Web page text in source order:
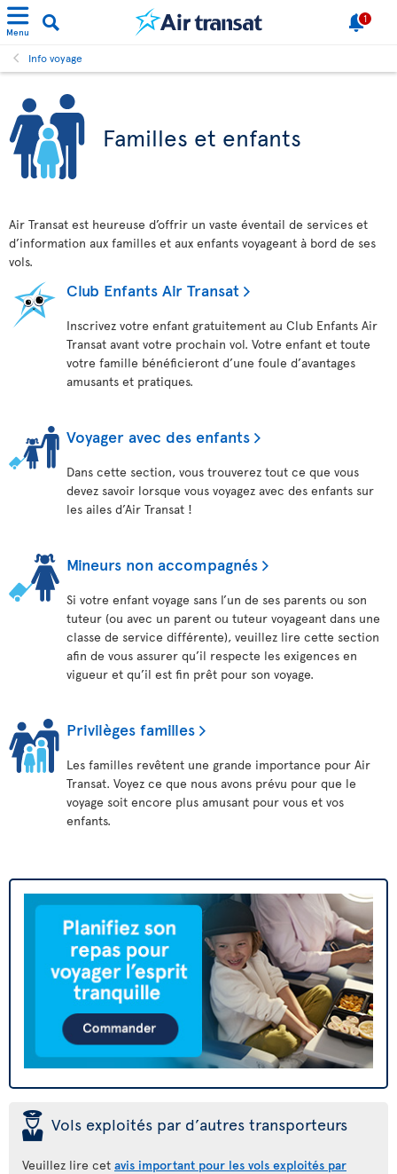
Menu
1
Info voyage
Familles et enfants
Air Transat est heureuse d’offrir un vaste éventail de services et
d’information aux familles et aux enfants voyageant à bord de ses
vols.
Club Enfants Air Transat
Inscrivez votre enfant gratuitement au Club Enfants Air
Transat avant votre prochain vol. Votre enfant et toute
votre famille bénéficieront d’une foule d’avantages
amusants et pratiques.
Voyager avec des enfants
Dans cette section, vous trouverez tout ce que vous
devez savoir lorsque vous voyagez avec des enfants sur
les ailes d’Air Transat !
Mineurs non accompagnés
Si votre enfant voyage sans l’un de ses parents ou son
tuteur (ou avec un parent ou tuteur voyageant dans une
classe de service différente), veuillez lire cette section
afin de vous assurer qu’il respecte les exigences en
vigueur et qu’il est fin prêt pour son voyage.
Privilèges familles
Les familles revêtent une grande importance pour Air
Transat. Voyez ce que nous avons prévu pour que le
voyage soit encore plus amusant pour vous et vos
enfants.
þ Vols exploités par d’autres transporteurs
Veuillez lire cet avis important pour les vols exploités par